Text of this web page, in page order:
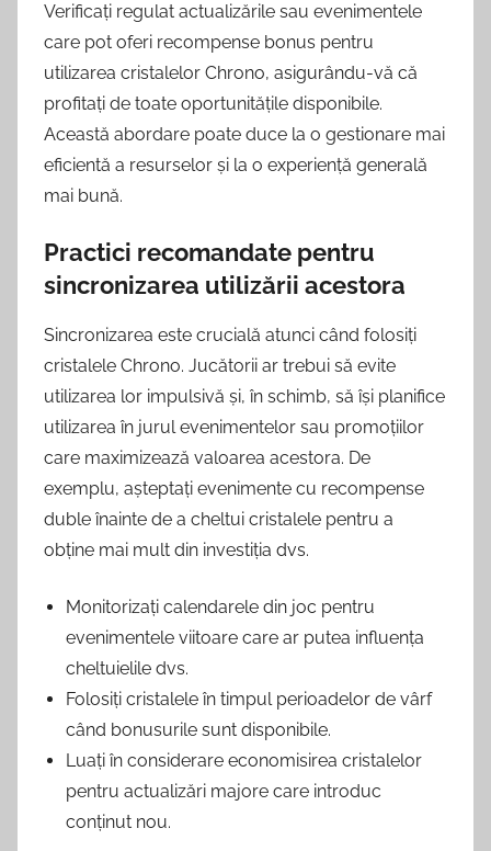
Verificați regulat actualizările sau evenimentele
care pot oferi recompense bonus pentru
utilizarea cristalelor Chrono, asigurându-vă că
profitați de toate oportunitățile disponibile.
Această abordare poate duce la o gestionare mai
eficientă a resurselor și la o experiență generală
mai bună.
Practici recomandate pentru
sincronizarea utilizării acestora
Sincronizarea este crucială atunci când folosiți
cristalele Chrono. Jucătorii ar trebui să evite
utilizarea lor impulsivă și, în schimb, să își planifice
utilizarea în jurul evenimentelor sau promoțiilor
care maximizează valoarea acestora. De
exemplu, așteptați evenimente cu recompense
duble înainte de a cheltui cristalele pentru a
obține mai mult din investiția dvs.
Monitorizați calendarele din joc pentru
evenimentele viitoare care ar putea influența
cheltuielile dvs.
Folosiți cristalele în timpul perioadelor de vârf
când bonusurile sunt disponibile.
Luați în considerare economisirea cristalelor
pentru actualizări majore care introduc
conținut nou.